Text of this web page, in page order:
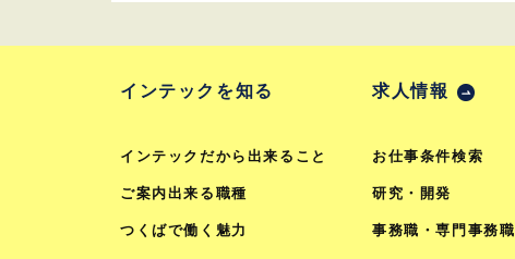
インテックを知る
インテックだから出来ること
ご案内出来る職種
つくばで働く魅力
求人情報
お仕事条件検索
研究・開発
事務職・専門事務職